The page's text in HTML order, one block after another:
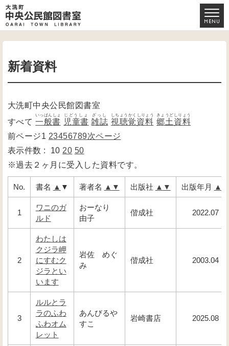
新着資料
大洗町中央公民館図書室
すべて 一般書
いっぱんしょ
児童書
じどうしょ
雑誌
ざっし
視聴覚資料
しちょうかくしりょう
郷土資料
きょうどしりょう
前ページ1 23456789次ページ
10 20 50
※過去２ヶ月に受入した資料です。
No. 書名 ▲ ▼ 著者名 ▲ ▼ 出版社 ▲ ▼ 出版年月 ▲
1
ワニのガ
ルド
おーなり
由子
偕成社 2022.07
2
わたしは
クジラ岬
にすむク
ジラとい
います
岩佐 めぐ
み
偕成社 2003.04
3
ルルとラ
ラのふわ
ふわオム
レット
あんびるや
すこ
岩崎書店 2025.08